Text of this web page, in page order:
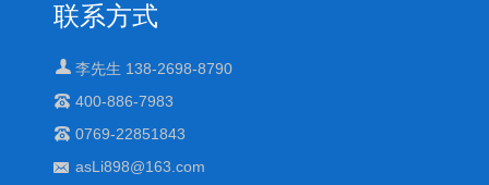
联系方式
李先生 138-2698-8790
400-886-7983
0769-22851843
asLi898@163.com